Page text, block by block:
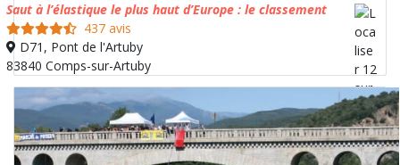
Saut à l’élastique le plus haut d’Europe : le classement
437 avis
D71, Pont de l'Artuby
83840 Comps-sur-Artuby